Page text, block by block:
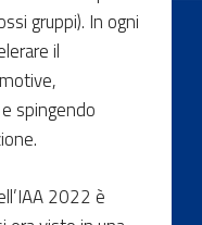
gruppi). In ogni
il
spingendo
2022 è